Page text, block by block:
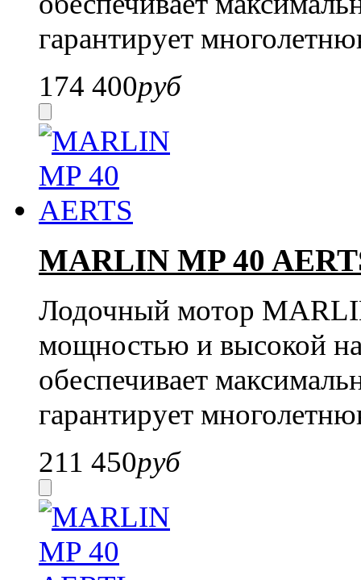
гарантирует
174 400руб
MARLIN MP 40
Лодочный мотор
мощностью и высокой
обеспечивает
гарантирует
211 450руб